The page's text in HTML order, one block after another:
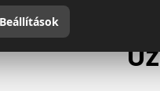
Beállítások